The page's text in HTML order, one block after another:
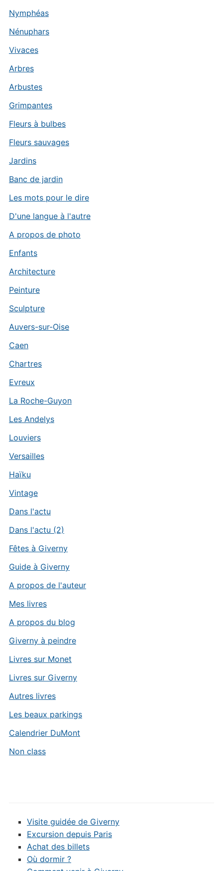
Nymphéas
Nénuphars
Vivaces
Arbres
Arbustes
Grimpantes
Fleurs à bulbes
Fleurs sauvages
Jardins
Banc de jardin
Les mots pour le dire
D'une langue à l'autre
A propos de photo
Enfants
Architecture
Peinture
Sculpture
Auvers-sur-Oise
Caen
Chartres
Evreux
La Roche-Guyon
Les Andelys
Louviers
Versailles
Haïku
Vintage
Dans l'actu
Dans l'actu (2)
Fêtes à Giverny
Guide à Giverny
A propos de l'auteur
Mes livres
A propos du blog
Giverny à peindre
Livres sur Monet
Livres sur Giverny
Autres livres
Les beaux parkings
Calendrier DuMont
Non class
Visite guidée de Giverny
Excursion depuis Paris
Achat des billets
Où dormir ?